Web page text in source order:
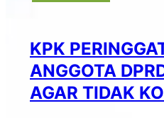
KPK
ANGGOTA
AGAR TIDAK